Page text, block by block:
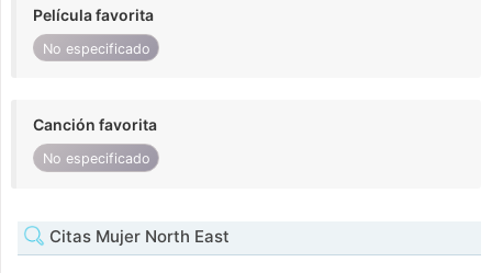
Película favorita
No especificado
Canción favorita
No especificado
Citas Mujer North East